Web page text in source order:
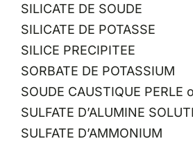
SILICATE DE SOUDE
SILICATE DE POTASSE
SILICE PRECIPITEE
SORBATE DE POTASSIUM
SOUDE CAUSTIQUE PERLE
SULFATE D’ALUMINE
SULFATE D’AMMONIUM